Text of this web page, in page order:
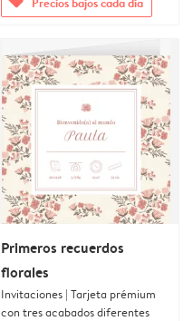
Primeros recuerdos
florales
Invitaciones | Tarjeta prémium
con tres acabados diferentes